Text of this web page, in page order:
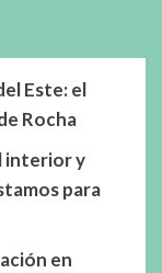
Este: el
Rocha
interior y
para
en